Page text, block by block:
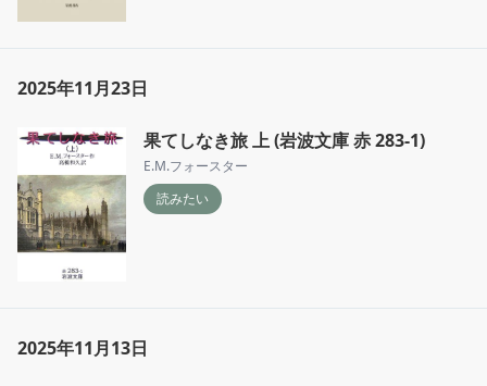
2025年11月23日
果てしなき旅 上 (岩波文庫 赤 283-1)
E.M.フォースター
読みたい
2025年11月13日